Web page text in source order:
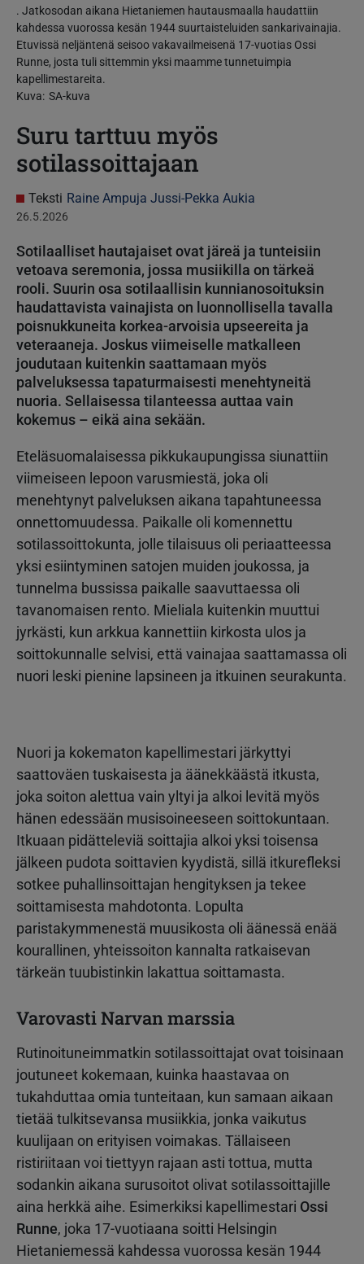
. Jatkosodan aikana Hietaniemen hautausmaalla haudattiin
kahdessa vuorossa kesän 1944 suurtaisteluiden sankarivainajia.
Etuvissä neljäntenä seisoo vakavailmeisenä 17-vuotias Ossi
Runne, josta tuli sittemmin yksi maamme tunnetuimpia
kapellimestareita.
Kuva SA-kuva
Suru tarttuu myös
sotilassoittajaan
Teksti Raine Ampuja Jussi-Pekka Aukia
26.5.2026
Sotilaalliset hautajaiset ovat järeä ja tunteisiin
vetoava seremonia, jossa musiikilla on tärkeä
rooli. Suurin osa sotilaallisin kunnianosoituksin
haudattavista vainajista on luonnollisella tavalla
poisnukkuneita korkea-arvoisia upseereita ja
veteraaneja. Joskus viimeiselle matkalleen
joudutaan kuitenkin saattamaan myös
palveluksessa tapaturmaisesti menehtyneitä
nuoria. Sellaisessa tilanteessa auttaa vain
kokemus – eikä aina sekään.
Eteläsuomalaisessa pikkukaupungissa siunattiin
viimeiseen lepoon varusmiestä, joka oli
menehtynyt palveluksen aikana tapahtuneessa
onnettomuudessa. Paikalle oli komennettu
sotilassoittokunta, jolle tilaisuus oli periaatteessa
yksi esiintyminen satojen muiden joukossa, ja
tunnelma bussissa paikalle saavuttaessa oli
tavanomaisen rento. Mieliala kuitenkin muuttui
jyrkästi, kun arkkua kannettiin kirkosta ulos ja
soittokunnalle selvisi, että vainajaa saattamassa oli
nuori leski pienine lapsineen ja itkuinen seurakunta.
Nuori ja kokematon kapellimestari järkyttyi
saattoväen tuskaisesta ja äänekkäästä itkusta,
joka soiton alettua vain yltyi ja alkoi levitä myös
hänen edessään musisoineeseen soittokuntaan.
Itkuaan pidätteleviä soittajia alkoi yksi toisensa
jälkeen pudota soittavien kyydistä, sillä itkurefleksi
sotkee puhallinsoittajan hengityksen ja tekee
soittamisesta mahdotonta. Lopulta
paristakymmenestä muusikosta oli äänessä enää
kourallinen, yhteissoiton kannalta ratkaisevan
tärkeän tuubistinkin lakattua soittamasta.
Varovasti Narvan marssia
Rutinoituneimmatkin sotilassoittajat ovat toisinaan
joutuneet kokemaan, kuinka haastavaa on
tukahduttaa omia tunteitaan, kun samaan aikaan
tietää tulkitsevansa musiikkia, jonka vaikutus
kuulijaan on erityisen voimakas. Tällaiseen
ristiriitaan voi tiettyyn rajaan asti tottua, mutta
sodankin aikana surusoitot olivat sotilassoittajille
aina herkkä aihe. Esimerkiksi kapellimestari Ossi
Runne, joka 17-vuotiaana soitti Helsingin
Hietaniemessä kahdessa vuorossa kesän 1944